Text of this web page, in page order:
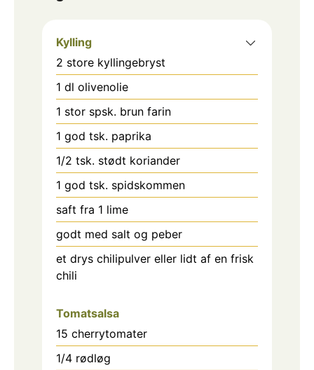
Kylling
2 store kyllingebryst
1 dl olivenolie
1 stor spsk. brun farin
1 god tsk. paprika
1/2 tsk. stødt koriander
1 god tsk. spidskommen
saft fra 1 lime
godt med salt og peber
et drys chilipulver eller lidt af en frisk
chili
Tomatsalsa
15 cherrytomater
1/4 rødløg